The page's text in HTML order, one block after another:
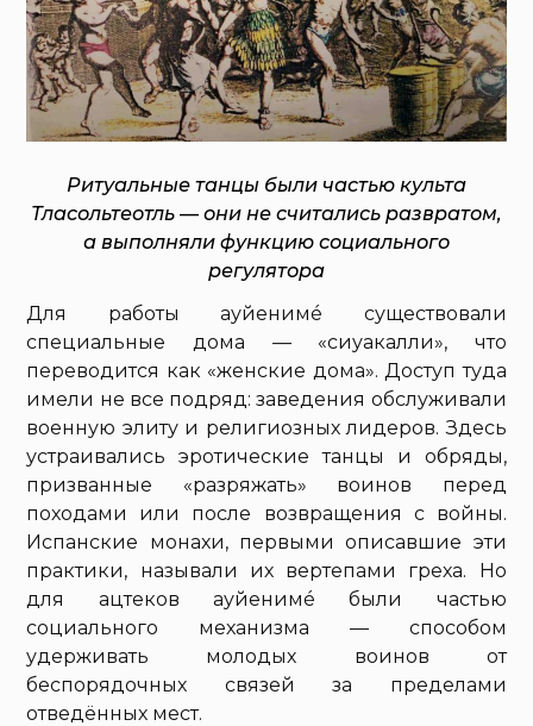
Ритуальные танцы были частью культа
Тласольтеотль — они не считались развратом,
а выполняли функцию социального
регулятора
Для работы ауйенимé существовали
специальные дома — «сиуакалли», что
переводится как «женские дома». Доступ туда
имели не все подряд: заведения обслуживали
военную элиту и религиозных лидеров. Здесь
устраивались эротические танцы и обряды,
призванные «разряжать» воинов перед
походами или после возвращения с войны.
Испанские монахи, первыми описавшие эти
практики, называли их вертепами греха. Но
для ацтеков ауйенимé были частью
социального механизма — способом
удерживать молодых воинов от
беспорядочных связей за пределами
отведённых мест.